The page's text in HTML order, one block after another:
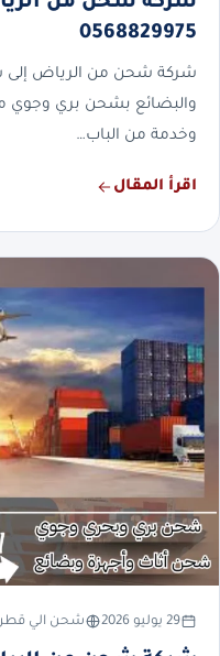
0568829975
شركة شحن من الرياض إلى
والبضائع بشحن بري وجوي
وخدمة من الباب…
اقرأ المقال
29 يوليو 2026 شحن الي قطر